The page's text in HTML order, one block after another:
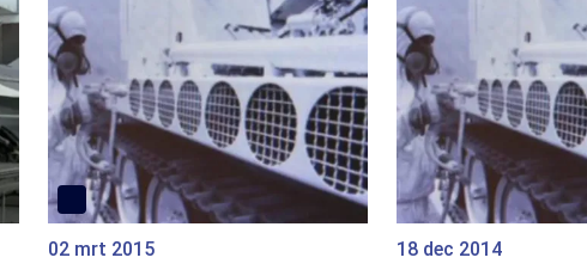
02 mrt 2015 18 dec 2014